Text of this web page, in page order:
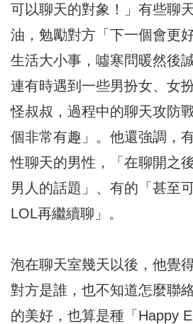
可以聊天的對象！」有些聊
油，勉勵對方「下一個會更
生活大小事，噓寒問暖然後
連有時遇到一些男扮女、女
怪叔叔，過程中的聊天攻防
個非常有趣」。他還強調，
性聊天的男性，「在聊開之
男人的話題」、有的「甚至
LOL再繼續聊」。
泡在聊天室幾天以後，他覺
對方是誰，也不知道怎麼聯
的美好，也算是種「Happy